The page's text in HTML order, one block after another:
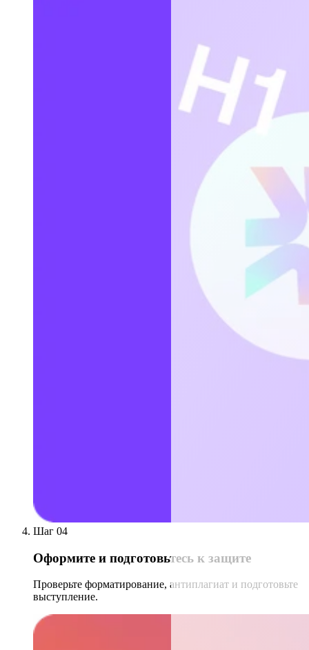
Шаг 04
Оформите и подготовьтесь к защите
Проверьте форматирование, антиплагиат и подготовьте
выступление.